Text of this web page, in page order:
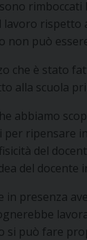
rimboccati
lavoro rispetto
non può
che è stato
alla scuola
abbiamo
per ripensare
del
del
in presenza
si può fare